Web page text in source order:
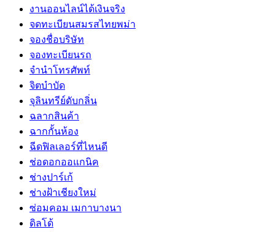
งานออนไลน์ได้เงินจริง
จดทะเบียนสมรสไทยพม่า
จองชื่อบริษัท
จองทะเบียนรถ
จำนำโทรศัพท์
จิตบำบัด
จุลินทรีย์ดับกลิ่น
ฉลากสินค้า
ฉากกั้นห้อง
ฉีดฟิลเลอร์ที่ไหนดี
ช่อดอกออแกนิค
ช่างปาร์เก้
ช่างฝ้าเชียงใหม่
ซ่อมคอม เมกาบางนา
ดิลโด้